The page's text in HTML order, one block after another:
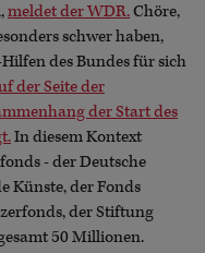
meldet der WDR.Chöre,
schwer haben,
des Bundes für sich
der Seite der
der Start des
In diesem Kontext
- der Deutsche
Künste, der Fonds
der Stiftung
50 Millionen.